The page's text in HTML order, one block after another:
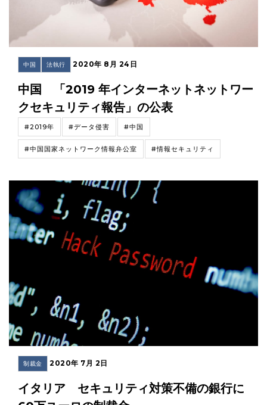
中国 法執行 2020年 8月 24日
中国 「2019 年インターネットネットワー
クセキュリティ報告」の公表
#2019年 #データ侵害 #中国
#中国国家ネットワーク情報弁公室 #情報セキュリティ
制裁金 2020年 7月 2日
イタリア セキュリティ対策不備の銀行に